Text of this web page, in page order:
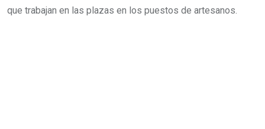
que trabajan en las plazas en los puestos de artesanos.